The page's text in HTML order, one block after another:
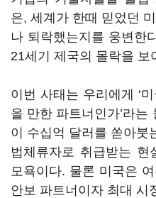
은, 세계가 한때 믿었던
나 퇴락했는지를 웅변한
21세기 제국의 몰락을 보
이번 사태는 우리에게 ‘
을 만한 파트너인가’라는
이 수십억 달러를 쏟아붓
법체류자로 취급받는
모욕이다. 물론 미국은
안보 파트너이자 최대 시